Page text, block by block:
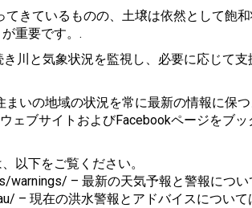
てきているものの、土壌は依然として飽
重要です。.
き川と気象状況を監視し、必要に応じて
まいの地域の状況を常に最新の情報に保
ェブサイトおよびFacebookページをブ
以下をご覧ください。
warnings/ – 最新の天気予報と警報につ
– 現在の洪水警報とアドバイスについて